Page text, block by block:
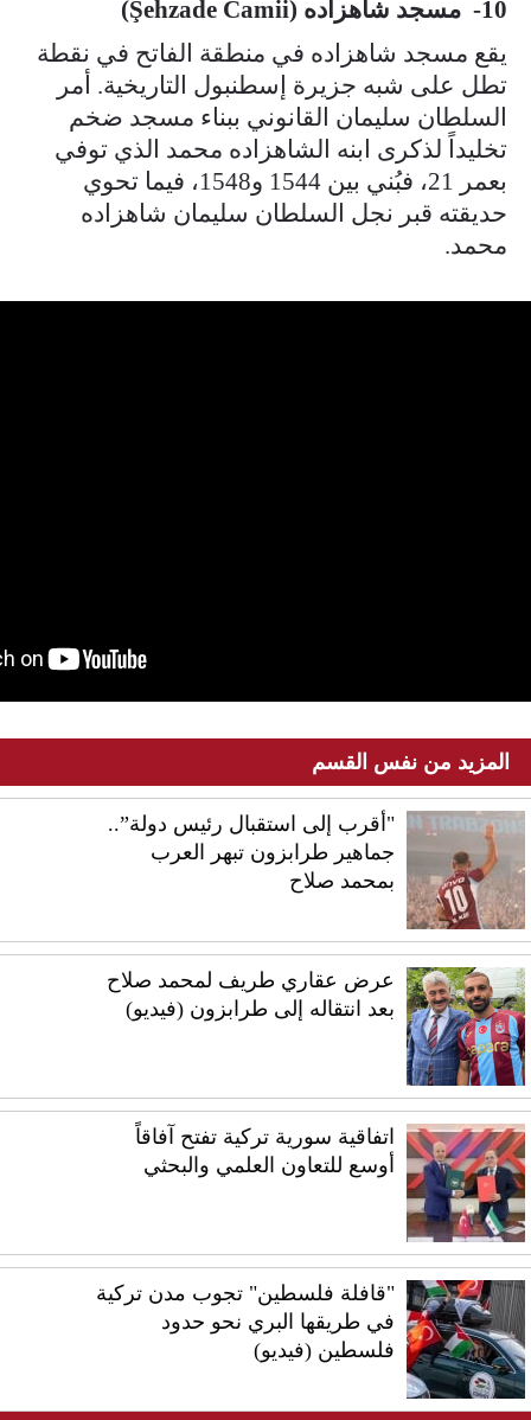
10- مسجد شاهزاده (Şehzade Camii)
يقع مسجد شاهزاده في منطقة الفاتح في نقطة
تطل على شبه جزيرة إسطنبول التاريخية. أمر
السلطان سليمان القانوني ببناء مسجد ضخم
تخليداً لذكرى ابنه الشاهزاده محمد الذي توفي
بعمر 21، فبُني بين 1544 و1548، فيما تحوي
حديقته قبر نجل السلطان سليمان شاهزاده
محمد.
المزيد من نفس القسم
"أقرب إلى استقبال رئيس دولة”..
جماهير طرابزون تبهر العرب
بمحمد صلاح
عرض عقاري طريف لمحمد صلاح
بعد انتقاله إلى طرابزون (فيديو)
اتفاقية سورية تركية تفتح آفاقاً
أوسع للتعاون العلمي والبحثي
"قافلة فلسطين" تجوب مدن تركية
في طريقها البري نحو حدود
فلسطين (فيديو)